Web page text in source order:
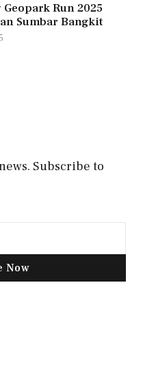
Run 2025
Sumbar Bangkit
Subscribe to
Now